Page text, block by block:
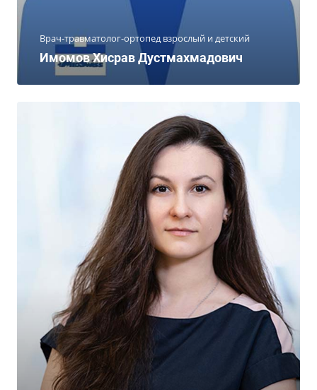
Врач-травматолог-ортопед взрослый и детский
Имомов Хисрав Дустмахмадович